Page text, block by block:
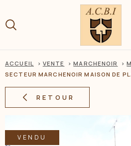
lamenu
contenu
ACCUEIL VENTE MARCHENOIR
SECTEUR MARCHENOIR MAISON DE
RETOUR
VENDU